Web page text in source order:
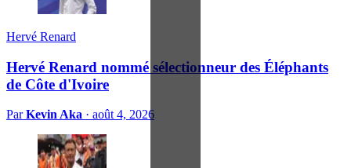
Hervé Renard
Hervé Renard nommé sélectionneur des Éléphants
de Côte d'Ivoire
ParKevin Aka · août 4, 2026